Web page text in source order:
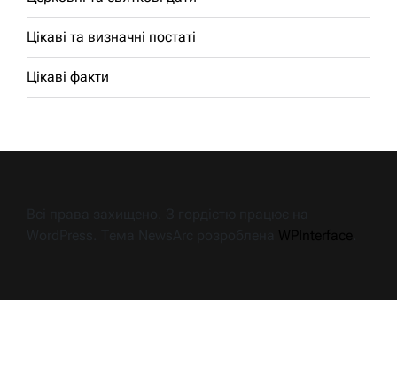
Цікаві та визначні постаті
Цікаві факти